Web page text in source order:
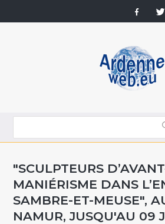
"SCULPTEURS
MANIÉRISME DANS
SAMBRE-ET-MEUSE",
NAMUR, JUSQU'AU 09